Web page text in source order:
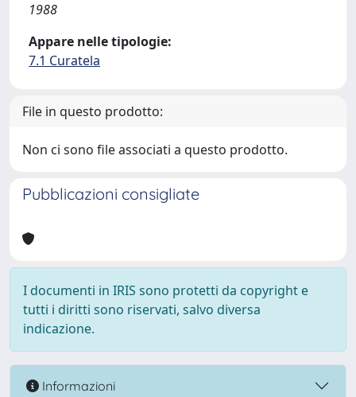
1988
Appare nelle tipologie:
7.1 Curatela
File in questo prodotto:
Non ci sono file associati a questo prodotto.
Pubblicazioni consigliate
I documenti in IRIS sono protetti da copyright e
tutti i diritti sono riservati, salvo diversa
indicazione.
Informazioni